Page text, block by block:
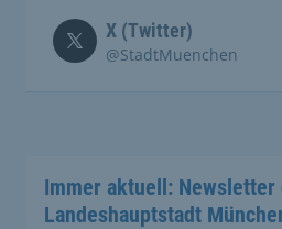
X (Twitter)
@StadtMuenchen
Immer aktuell: Newsletter
Landeshauptstadt